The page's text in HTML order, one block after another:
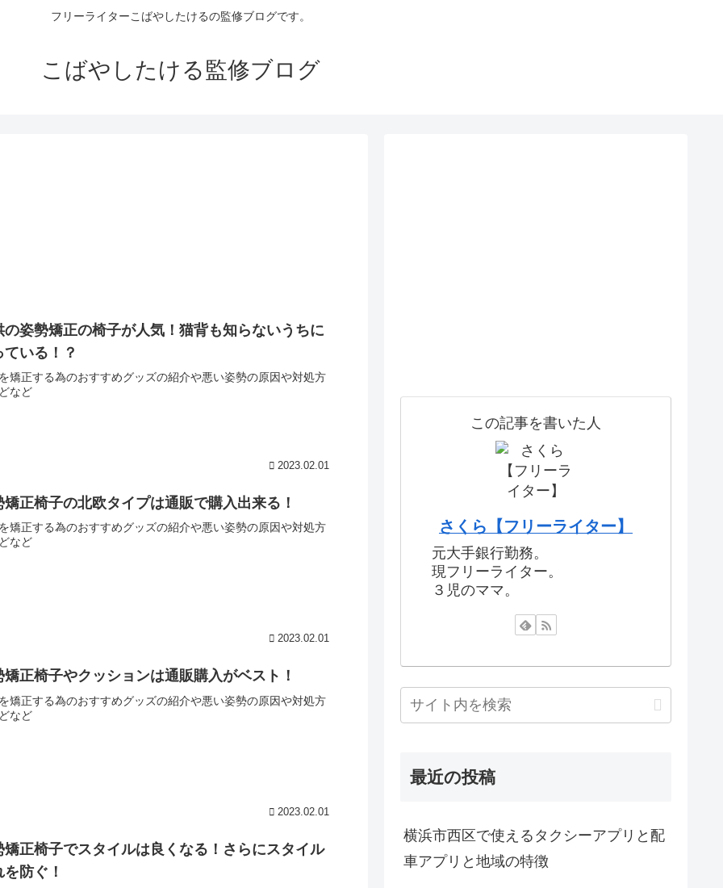
フリーライターこばやしたけるの監修ブログです。
こばやしたける監修ブログ
の姿勢矯正の椅子が人気！猫背も知らないうちに
ている！？
矯正する為のおすすめグッズの紹介や悪い姿勢の原因や対処方
など
2023.02.01
矯正椅子の北欧タイプは通販で購入出来る！
矯正する為のおすすめグッズの紹介や悪い姿勢の原因や対処方
など
2023.02.01
矯正椅子やクッションは通販購入がベスト！
矯正する為のおすすめグッズの紹介や悪い姿勢の原因や対処方
など
2023.02.01
矯正椅子でスタイルは良くなる！さらにスタイル
を防ぐ！
この記事を書いた人
さくら【フリーライター】
元大手銀行勤務。
現フリーライター。
３児のママ。
最近の投稿
横浜市西区で使えるタクシーアプリと配
車アプリと地域の特徴